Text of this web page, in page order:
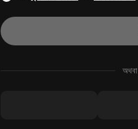
অথবা